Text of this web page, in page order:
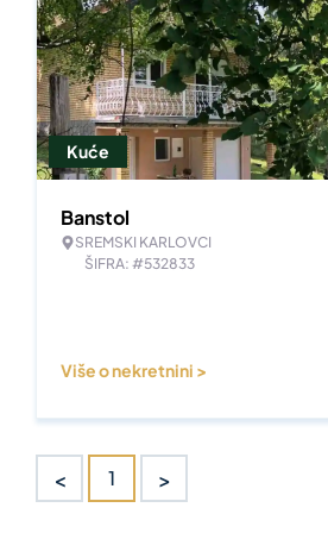
Kuće
Banstol
SREMSKI KARLOVCI
ŠIFRA: #532833
Više o nekretnini >
< 1 >